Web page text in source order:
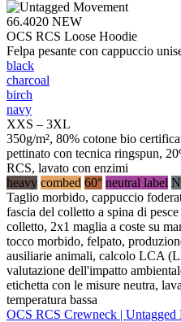
66.4020 NEW
OCS RCS Loose Hoodie
Felpa pesante con cappuccio
black
charcoal
birch
navy
XXS – 3XL
350g/m², 80% cotone bio
pettinato con tecnica ringspun,
RCS, lavato con enzimi
heavy combed 60° neutral label
Taglio morbido, cappuccio
fascia del colletto a spina di
colletto, 2x1 maglia a coste su
tocco morbido, felpato,
ausiliarie animali, calcolo LCA
valutazione dell'impatto
etichetta con le misure neutra,
temperatura bassa
OCS RCS Crewneck | Untagged